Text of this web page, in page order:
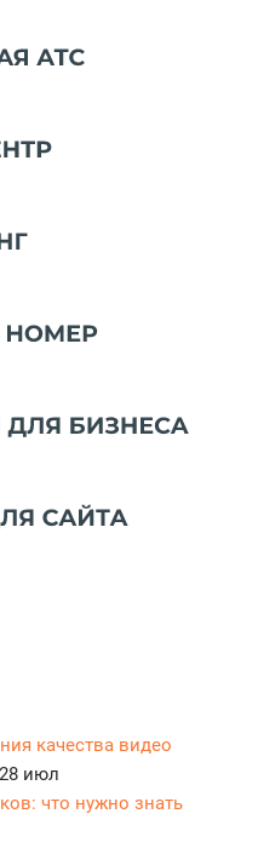
качества видео
28 июл
что нужно знать